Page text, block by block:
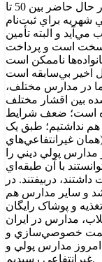
ملک‌زاده همچنين معتقد است: به نظر من در حال حاضر بين 50 تا
شهريه براي ثبت‌نام
و البته تأمين
سخت است و پرداخت
در مدارس مختلف،
بين اقشار مختلف
است؛ ضعف شرايط
در 50 سال گذشته هم نداشتيم؛ طبق يک
مدارس ملي (همان غيرانتفاعي‌هاي
پولي ديني را
با آن طبقه‌اي
دربيفتند. در
شد و ساير مدارس هم
و پوشاک رايگان
مدارس در ايران
سمت خصوصي‌سازي و
امروز مدارس پولي و
غيرانتفاعي رسيديم.